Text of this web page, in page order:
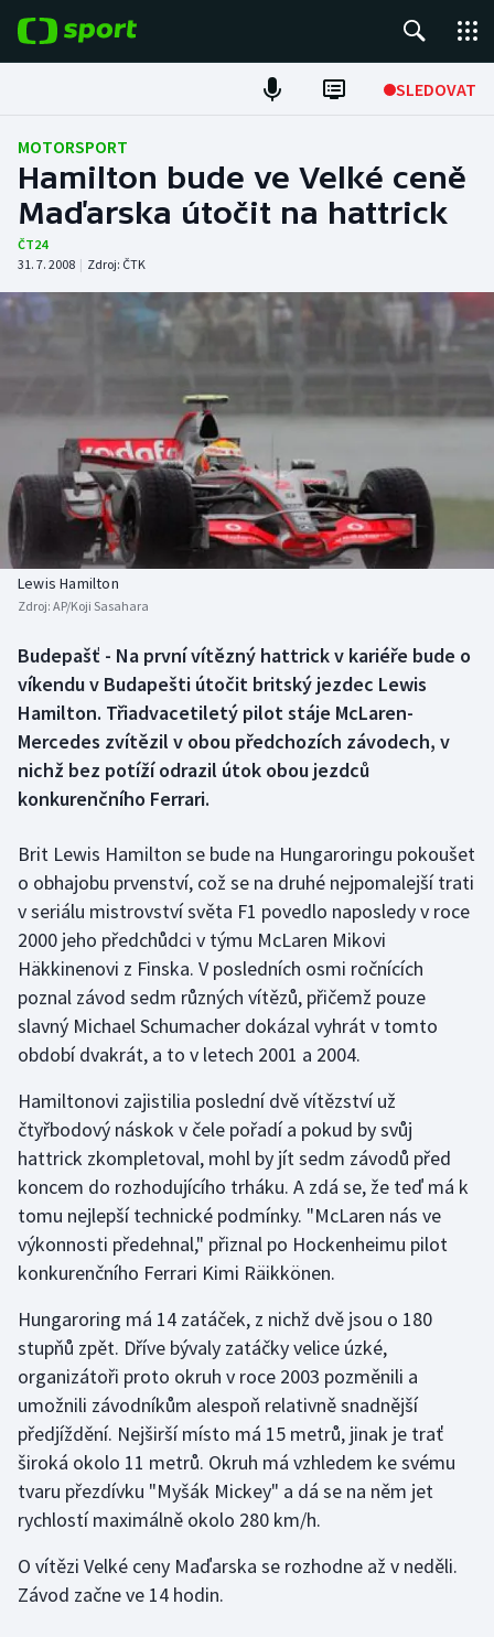
SLEDOVAT
Fotbal
Hokej
Tenis
Atletika
Americký fotbal
Baseball a softbal
Basketbal
Biatlon
Boby a skeleton
Box
Curling
Florbal
Futsal
Golf
Gymnastika
Házená
Jezdectví
Judo
Krasobruslení
Lyže a snowboard
Moderní pětiboj
Motorsport
Olympijské hry
Parasport
NEPŘEHLÉDNĚTE
Soutěže
Historické návraty
Aplikace ČT sport
AZ kvíz
MOTORSPORT
Hamilton bude ve Velké ceně
Maďarska útočit na hattrick
ČT24
31. 7. 2008 | Zdroj: ČTK
Lewis Hamilton
Zdroj: AP/Koji Sasahara
Budepašť - Na první vítězný hattrick v kariéře bude o
víkendu v Budapešti útočit britský jezdec Lewis
Hamilton. Třiadvacetiletý pilot stáje McLaren-
Mercedes zvítězil v obou předchozích závodech, v
nichž bez potíží odrazil útok obou jezdců
konkurenčního Ferrari.
Brit Lewis Hamilton se bude na Hungaroringu pokoušet
o obhajobu prvenství, což se na druhé nejpomalejší trati
v seriálu mistrovství světa F1 povedlo naposledy v roce
2000 jeho předchůdci v týmu McLaren Mikovi
Häkkinenovi z Finska. V posledních osmi ročnících
poznal závod sedm různých vítězů, přičemž pouze
slavný Michael Schumacher dokázal vyhrát v tomto
období dvakrát, a to v letech 2001 a 2004.
Hamiltonovi zajistilia poslední dvě vítězství už
čtyřbodový náskok v čele pořadí a pokud by svůj
hattrick zkompletoval, mohl by jít sedm závodů před
koncem do rozhodujícího trháku. A zdá se, že teď má k
tomu nejlepší technické podmínky. "McLaren nás ve
výkonnosti předehnal," přiznal po Hockenheimu pilot
konkurenčního Ferrari Kimi Räikkönen.
Hungaroring má 14 zatáček, z nichž dvě jsou o 180
stupňů zpět. Dříve bývaly zatáčky velice úzké,
organizátoři proto okruh v roce 2003 pozměnili a
umožnili závodníkům alespoň relativně snadnější
předjíždění. Nejširší místo má 15 metrů, jinak je trať
široká okolo 11 metrů. Okruh má vzhledem ke svému
tvaru přezdívku "Myšák Mickey" a dá se na něm jet
rychlostí maximálně okolo 280 km/h.
O vítězi Velké ceny Maďarska se rozhodne až v neděli.
Závod začne ve 14 hodin.